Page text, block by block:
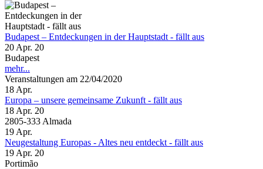
Budapest – Entdeckungen in der Hauptstadt - fällt aus
20 Apr. 20
Budapest
mehr...
Veranstaltungen am 22/04/2020
18 Apr.
Europa – unsere gemeinsame Zukunft - fällt aus
18 Apr. 20
2805-333 Almada
19 Apr.
Neugestaltung Europas - Altes neu entdeckt - fällt aus
19 Apr. 20
Portimão